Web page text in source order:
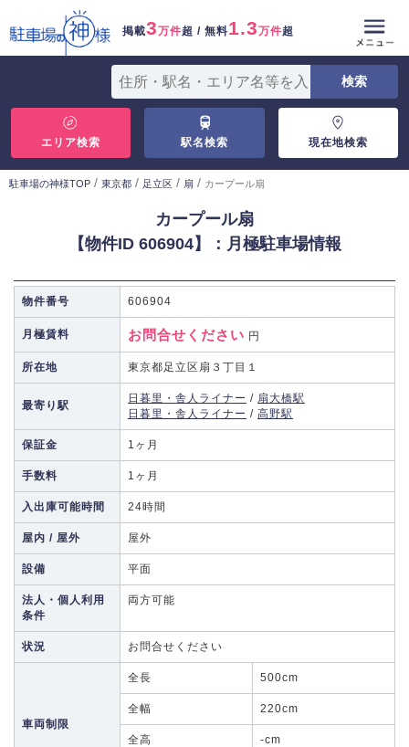
掲載3万件超 / 無料1.3万件超
エリア検索 駅名検索 現在地検索
駐車場の神様TOP / 東京都 / 足立区 / 扇 / カープール扇
カープール扇
【物件ID 606904】：月極駐車場情報
物件番号 606904
月極賃料 お問合せください 円
所在地 東京都足立区扇３丁目１
最寄り駅
日暮里・舎人ライナー / 扇大橋駅
日暮里・舎人ライナー / 高野駅
保証金 1ヶ月
手数料 1ヶ月
入出庫可能時間 24時間
屋内 / 屋外 屋外
設備 平面
法人・個人利用
条件
両方可能
状況 お問合せください
車両制限
全長 500cm
全幅 220cm
全高 -cm